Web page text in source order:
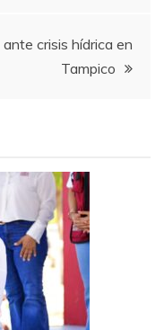
crisis hídrica en
Tampico